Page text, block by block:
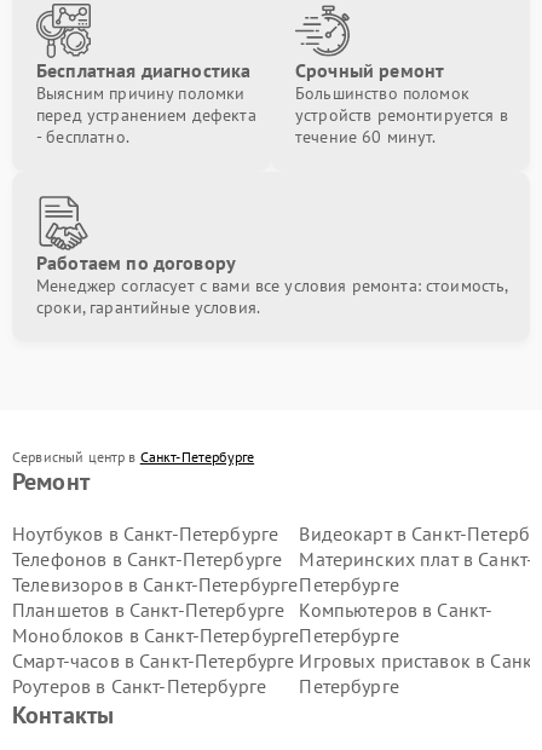
Бесплатная диагностика
Выясним причину поломки
перед устранением дефекта
- бесплатно.
Срочный ремонт
Большинство поломок
устройств ремонтируется в
течение 60 минут.
Работаем по договору
Менеджер согласует с вами все условия ремонта: стоимость,
сроки, гарантийные условия.
Сервисный центр в Санкт-Петербурге
Ремонт
Ноутбуков в Санкт-Петербурге
Телефонов в Санкт-Петербурге
Телевизоров в Санкт-Петербурге
Планшетов в Санкт-Петербурге
Моноблоков в Санкт-Петербурге
Смарт-часов в Санкт-Петербурге
Роутеров в Санкт-Петербурге
Видеокарт в Санкт-
Материнских плат в Санкт-
Петербурге
Компьютеров в Санкт-
Петербурге
Игровых приставок в
Петербурге
Контакты